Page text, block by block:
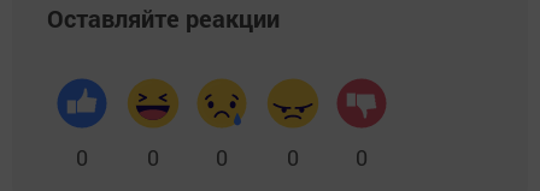
Оставляйте реакции
0 0 0 0 0